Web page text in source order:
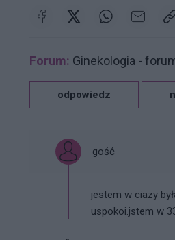
Forum: Ginekologia -
odpowiedz
gość
jestem w ciazy
uspokoi.jstem w